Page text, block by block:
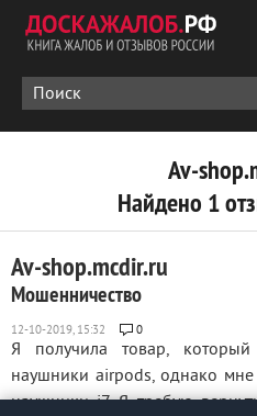
Av-
Найдено 1
Av-shop.mcdir.ru
Мошенничество
0
Я получила товар,
наушники airpods, однако мне
наушники i7. Я требую